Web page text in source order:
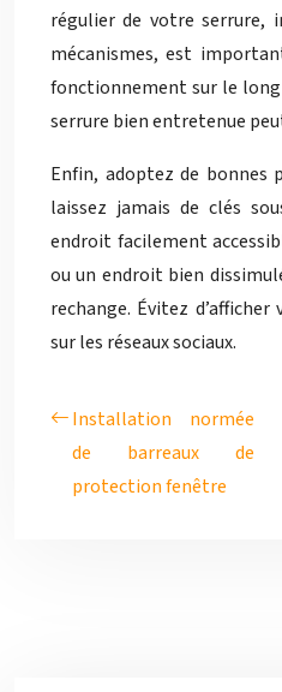
régulier de votre serrure,
mécanismes, est
fonctionnement sur le
serrure bien entretenue
Enfin, adoptez de bonnes
laissez jamais de clés
endroit facilement
ou un endroit bien
rechange. Évitez
sur les réseaux sociaux.
Installation normée
de barreaux de
protection fenêtre